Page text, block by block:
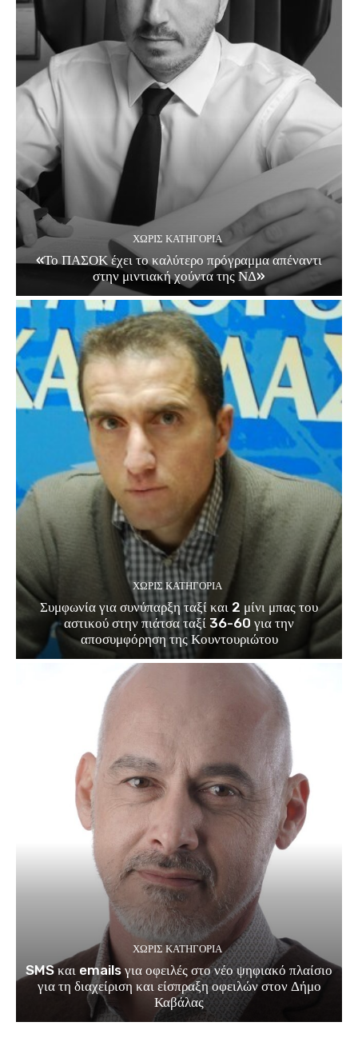
ΧΩΡΊΣ ΚΑΤΗΓΟΡΊΑ
«Το ΠΑΣΟΚ έχει το καλύτερο πρόγραμμα απέναντι
στην μιντιακή χούντα της ΝΔ»
ΧΩΡΊΣ ΚΑΤΗΓΟΡΊΑ
Συμφωνία για συνύπαρξη ταξί και 2 μίνι μπας του
αστικού στην πιάτσα ταξί 36-60 για την
αποσυμφόρηση της Κουντουριώτου
ΧΩΡΊΣ ΚΑΤΗΓΟΡΊΑ
SMS και emails για οφειλές στο νέο ψηφιακό πλαίσιο
για τη διαχείριση και είσπραξη οφειλών στον Δήμο
Καβάλας